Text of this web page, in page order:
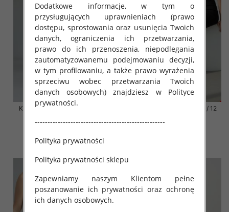
Klapki damskie Roz 36-42 / 12
szczegóły
Klapki damskie Roz 36-42 / 12
Dodatkowe informacje, w tym o
przysługujących uprawnieniach (prawo
dostępu, sprostowania oraz usunięcia Twoich
danych, ograniczenia ich przetwarzania,
prawo do ich przenoszenia, niepodlegania
zautomatyzowanemu podejmowaniu decyzji,
w tym profilowaniu, a także prawo wyrażenia
sprzeciwu wobec przetwarzania Twoich
danych osobowych) znajdziesz w Polityce
prywatności.
---------------------------------------------------
Polityka prywatności
Polityka prywatności sklepu
Zapewniamy naszym Klientom pełne
poszanowanie ich prywatności oraz ochronę
ich danych osobowych.